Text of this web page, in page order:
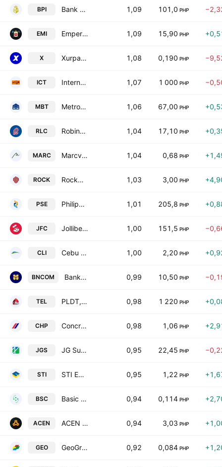
BPI Bank of the Philippine Islands 1,09 101,0 PHP
EMI Emperador Inc. 1,09 15,90 PHP
X Xurpas Inc 1,08 0,190 PHP
ICT International Container Terminal Services, Inc. 1,07 1 000 PHP
MBT Metropolitan Bank & Trust Co. 1,06 67,00 PHP
RLC Robinsons Land Corp. 1,04 17,10 PHP
MARC Marcventures Holdings, Inc. 1,04 0,68 PHP
ROCK Rockwell Land Corp. 1,03 3,00 PHP
PSE Philippine Stock Exchange, Inc. 1,01 205,8 PHP
JFC Jollibee Foods Corp. 1,00 151,5 PHP
CLI Cebu Landmasters, Inc. 1,00 2,20 PHP
BNCOM Bank of Commerce 0,99 10,50 PHP
TEL PLDT, Inc. 0,98 1 220 PHP
CHP Concreat Holdings Philippines, Inc. 0,98 1,06 PHP
JGS JG Summit Holdings Inc. 0,95 22,45 PHP
STI STI Education Systems Holdings, Inc. 0,95 1,22 PHP
BSC Basic Energy Corporation 0,94 0,114 PHP
ACEN ACEN Corporation 0,94 3,03 PHP
GEO GeoGrace Resources Philippines Inc. 0,92 0,084 PHP